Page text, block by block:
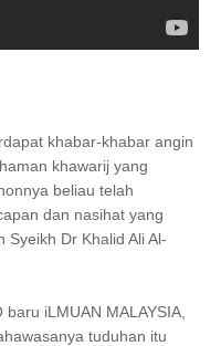
khabar-khabar angin
khawarij yang
beliau telah
dan nasihat yang
Syeikh Dr Khalid Ali Al-
iLMUAN MALAYSIA,
tuduhan itu